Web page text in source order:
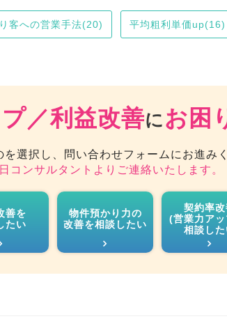
客への営業手法(20) 平均粗利単価up(16)
／利益改善にお困
を選択し、問い合わせフォームにお進み
コンサルタントよりご連絡いたします。
善を
たい
物件預かり力の
改善を相談したい
契約率改
(営業力ア
相談した